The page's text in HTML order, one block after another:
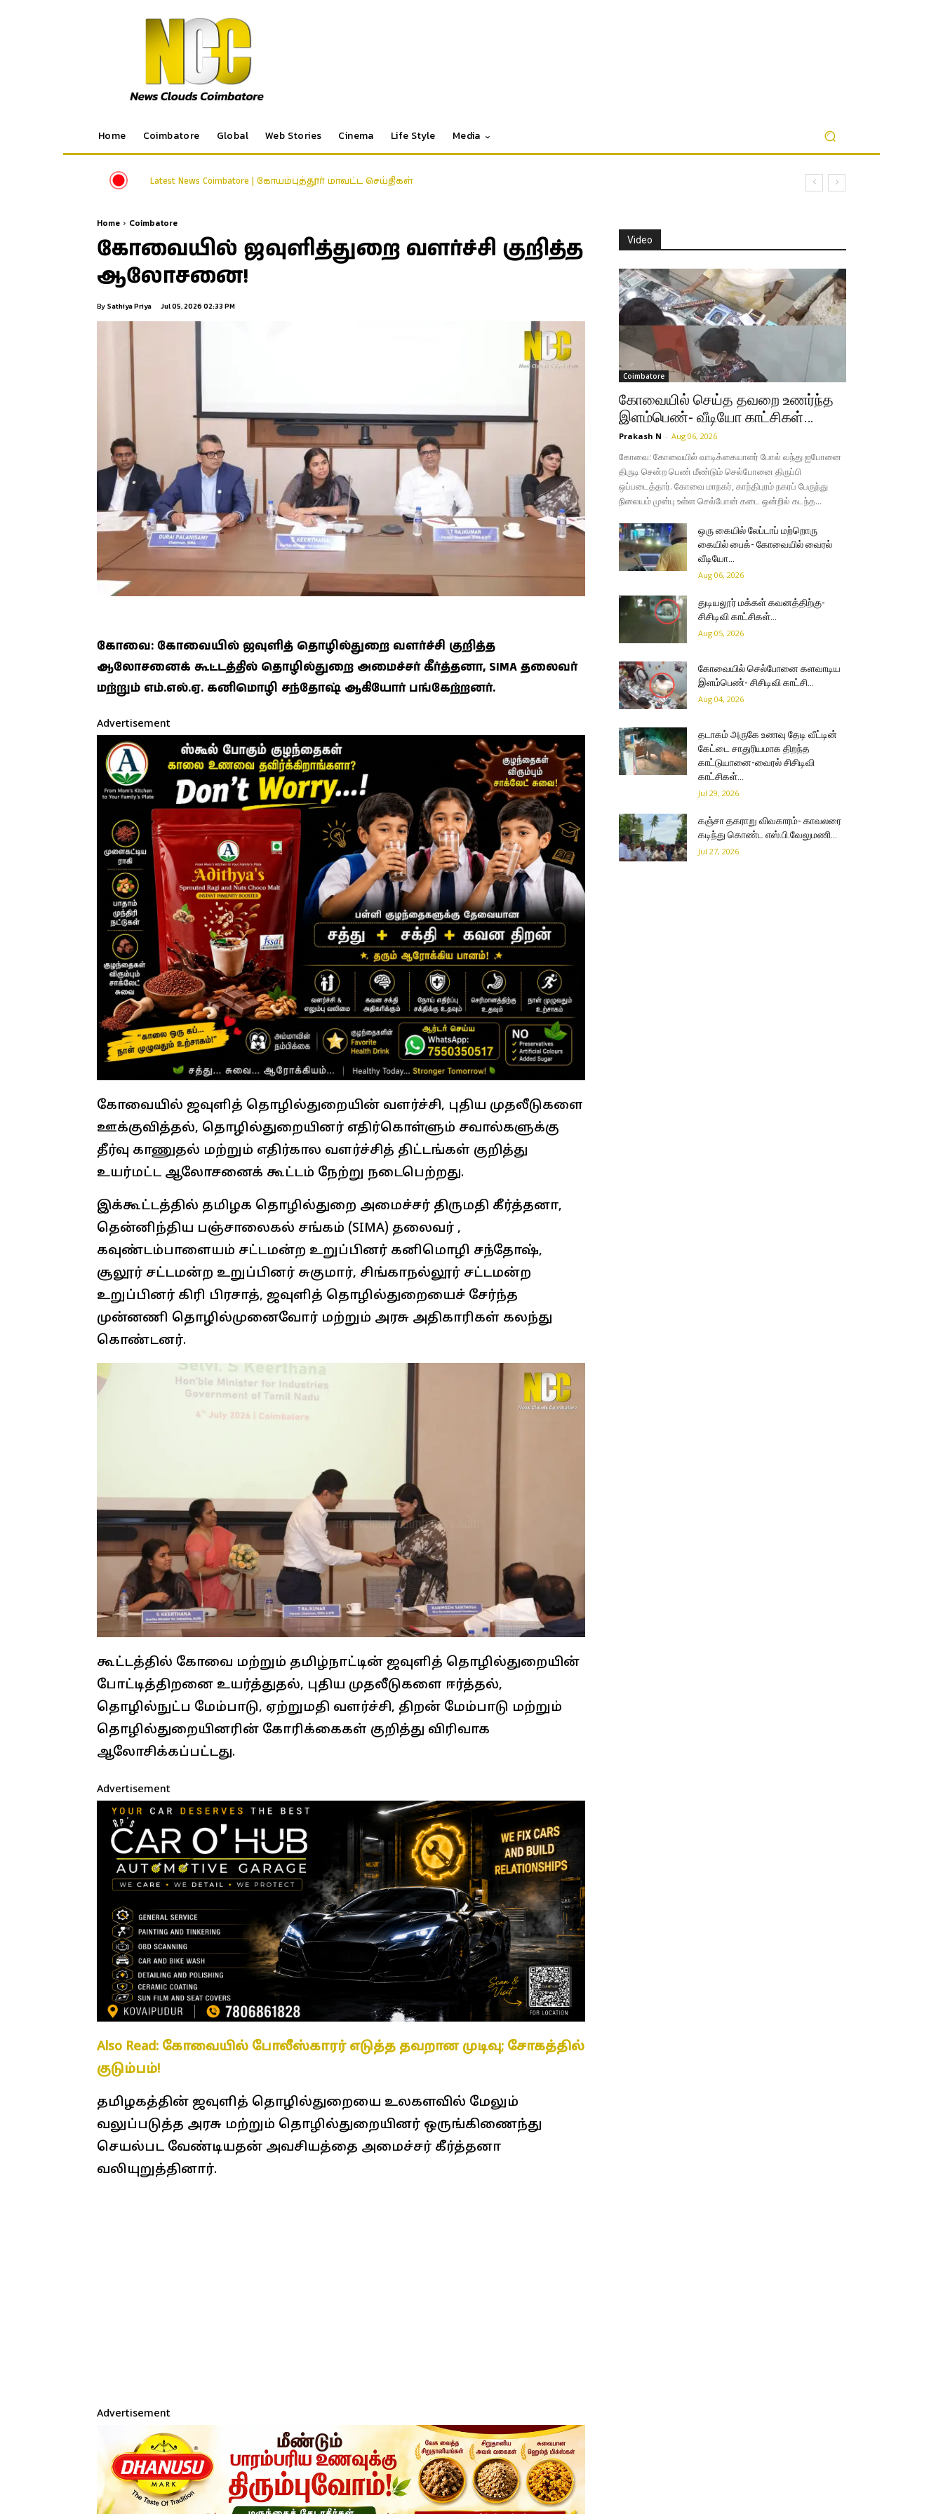
Home Coimbatore Global Web Stories Cinema Life Style Media
Latest News Coimbatore | கோயம்புத்தூர் மாவட்ட செய்திகள்
Home Coimbatore
கோவையில் ஜவுளித்துறை வளர்ச்சி குறித்த
ஆலோசனை!
By Sathiya Priya Jul 05, 2026 02:33 PM
கோவை: கோவையில் ஜவுளித் தொழில்துறை வளர்ச்சி குறித்த
ஆலோசனைக் கூட்டத்தில் தொழில்துறை அமைச்சர் கீர்த்தனா, SIMA தலைவர்
மற்றும் எம்.எல்.ஏ. கனிமொழி சந்தோஷ் ஆகியோர் பங்கேற்றனர்.
Advertisement
கோவையில் ஜவுளித் தொழில்துறையின் வளர்ச்சி, புதிய முதலீடுகளை
ஊக்குவித்தல், தொழில்துறையினர் எதிர்கொள்ளும் சவால்களுக்கு
தீர்வு காணுதல் மற்றும் எதிர்கால வளர்ச்சித் திட்டங்கள் குறித்து
உயர்மட்ட ஆலோசனைக் கூட்டம் நேற்று நடைபெற்றது.
இக்கூட்டத்தில் தமிழக தொழில்துறை அமைச்சர் திருமதி கீர்த்தனா,
தென்னிந்திய பஞ்சாலைகல் சங்கம் (SIMA) தலைவர் ,
கவுண்டம்பாளையம் சட்டமன்ற உறுப்பினர் கனிமொழி சந்தோஷ்,
சூலூர் சட்டமன்ற உறுப்பினர் சுகுமார், சிங்காநல்லூர் சட்டமன்ற
உறுப்பினர் கிரி பிரசாத், ஜவுளித் தொழில்துறையைச் சேர்ந்த
முன்னணி தொழில்முனைவோர் மற்றும் அரசு அதிகாரிகள் கலந்து
கொண்டனர்.
கூட்டத்தில் கோவை மற்றும் தமிழ்நாட்டின் ஜவுளித் தொழில்துறையின்
போட்டித்திறனை உயர்த்துதல், புதிய முதலீடுகளை ஈர்த்தல்,
தொழில்நுட்ப மேம்பாடு, ஏற்றுமதி வளர்ச்சி, திறன் மேம்பாடு மற்றும்
தொழில்துறையினரின் கோரிக்கைகள் குறித்து விரிவாக
ஆலோசிக்கப்பட்டது.
Advertisement
Also Read: கோவையில் போலீஸ்காரர் எடுத்த தவறான முடிவு; சோகத்தில்
குடும்பம்!
தமிழகத்தின் ஜவுளித் தொழில்துறையை உலகளவில் மேலும்
வலுப்படுத்த அரசு மற்றும் தொழில்துறையினர் ஒருங்கிணைந்து
செயல்பட வேண்டியதன் அவசியத்தை அமைச்சர் கீர்த்தனா
வலியுறுத்தினார்.
Advertisement
Video
Coimbatore
கோவையில் செய்த தவறை உணர்ந்த
இளம்பெண்- வீடியோ காட்சிகள்…
Prakash N - Aug 06, 2026
கோவை: கோவையில் வாடிக்கையாளர் போல் வந்து ஐபோனை
திருடி சென்ற பெண் மீண்டும் செல்போனை திருப்பி
ஒப்படைத்தார். கோவை மாநகர், காந்திபுரம் நகரப் பேருந்து
நிலையம் முன்பு உள்ள செல்போன் கடை ஒன்றில் கடந்த...
ஒரு கையில் லேப்டாப் மற்றொரு
கையில் பைக்- கோவையில் வைரல்
வீடியோ…
Aug 06, 2026
துடியலூர் மக்கள் கவனத்திற்கு-
சிசிடிவி காட்சிகள்…
Aug 05, 2026
கோவையில் செல்போனை களவாடிய
இளம்பெண்- சிசிடிவி காட்சி…
Aug 04, 2026
தடாகம் அருகே உணவு தேடி வீட்டின்
கேட்டை சாதுரியமாக திறந்த
காட்டுயானை-வைரல் சிசிடிவி
காட்சிகள்…
Jul 29, 2026
கஞ்சா தகராறு விவகாரம்- காவலரை
கடிந்து கொண்ட எஸ்.பி.வேலுமணி…
Jul 27, 2026